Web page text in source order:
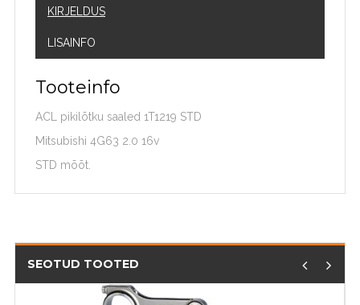
KIRJELDUS
LISAINFO
Tooteinfo
ACL pikilõtku saaled 1T1219 STD
Mitsubishi 4G63 2.0 16v
STD mõõt.
SEOTUD TOOTED